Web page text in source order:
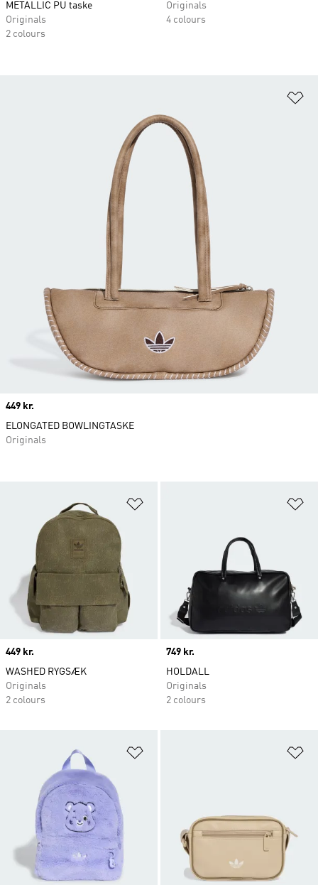
METALLIC PU taske
Originals
2 colours
Originals
4 colours
Price
449 kr.
WASHED RYGSÆK
Originals
2 colours
Price
749 kr.
HOLDALL
Originals
2 colours
Price
449 kr.
ELONGATED BOWLINGTASKE
Originals